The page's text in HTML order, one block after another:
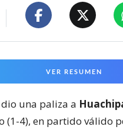
VER RESUMEN
una paliza a
(1-4), en partido válido